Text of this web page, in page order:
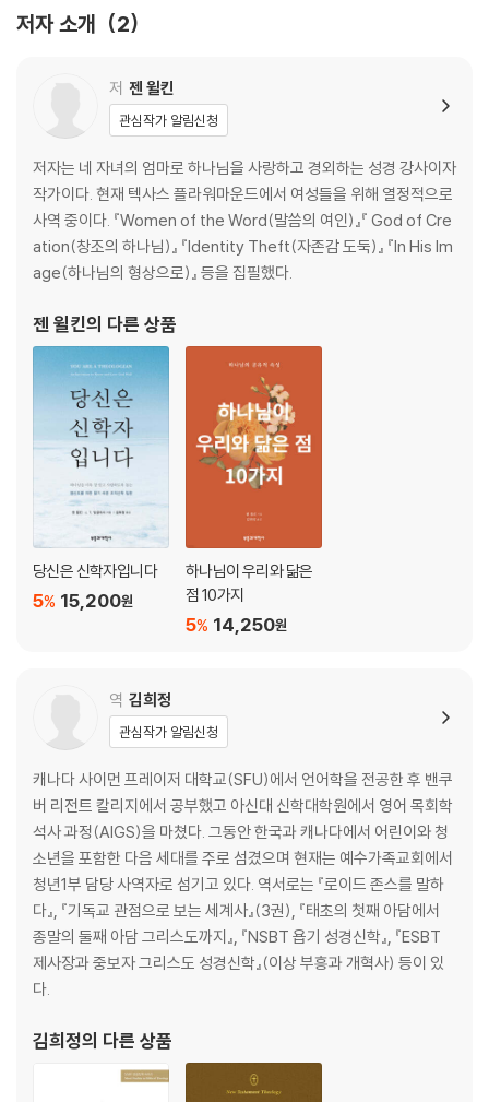
결론 신비롭고 놀라우심
저자 소개 2
저 젠 윌킨
관심작가 알림신청
저자는 네 자녀의 엄마로 하나님을 사랑하고 경외하는 성경 강사이자
작가이다. 현재 텍사스 플라워마운드에서 여성들을 위해 열정적으로
사역 중이다. 『Women of the Word(말씀의 여인)』『 God of Cre
ation(창조의 하나님)』 『Identity Theft(자존감 도둑)』 『In His Im
age(하나님의 형상으로)』 등을 집필했다.
젠 윌킨의 다른 상품
당신은 신학자입니다
15,200원
5%
하나님이 우리와 닮은
점 10가지
14,250원
5%
역 김희정
관심작가 알림신청
캐나다 사이먼 프레이저 대학교(SFU)에서 언어학을 전공한 후 밴쿠
버 리전트 칼리지에서 공부했고 아신대 신학대학원에서 영어 목회학
석사 과정(AIGS)을 마쳤다. 그동안 한국과 캐나다에서 어린이와 청
소년을 포함한 다음 세대를 주로 섬겼으며 현재는 예수가족교회에서
청년1부 담당 사역자로 섬기고 있다. 역서로는 『로이드 존스를 말하
다』, 『기독교 관점으로 보는 세계사』(3권), 『태초의 첫째 아담에서
종말의 둘째 아담 그리스도까지』, 『NSBT 욥기 성경신학』, 『ESBT
제사장과 중보자 그리스도 성경신학』(이상 부흥과 개혁사) 등이 있
다.
김희정의 다른 상품